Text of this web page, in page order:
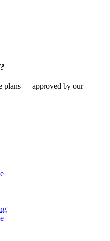
plans — approved by our